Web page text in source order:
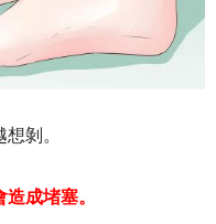
剝。
成堵塞。